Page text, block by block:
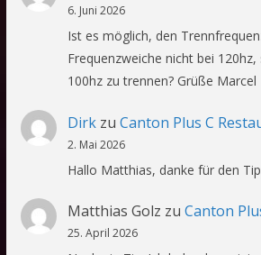
6. Juni 2026
Ist es möglich, den
Frequenzweiche nicht bei
100hz zu trennen? Grüße Marcel
Dirkzu Canton Plus C
2. Mai 2026
Hallo Matthias, danke für den
Matthias Golz zu Canton
25. April 2026